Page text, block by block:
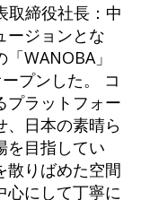
取締役社長：中
ージョンとな
WANOBA」
プンした。 コ
プラットフォー
、日本の素晴ら
を目指してい
散りばめた空間
心にして丁寧に